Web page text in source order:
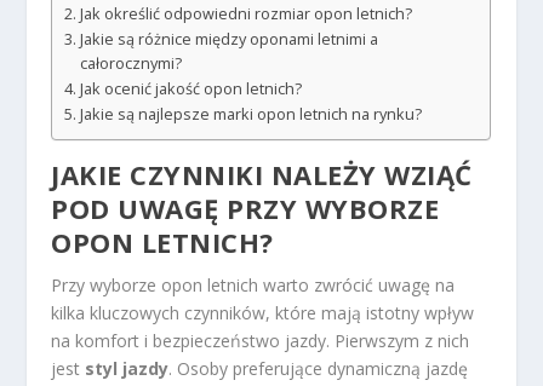
Jak określić odpowiedni rozmiar opon letnich?
Jakie są różnice między oponami letnimi a
całorocznymi?
Jak ocenić jakość opon letnich?
Jakie są najlepsze marki opon letnich na rynku?
JAKIE CZYNNIKI NALEŻY WZIĄĆ
POD UWAGĘ PRZY WYBORZE
OPON LETNICH?
Przy wyborze opon letnich warto zwrócić uwagę na
kilka kluczowych czynników, które mają istotny wpływ
na komfort i bezpieczeństwo jazdy. Pierwszym z nich
jest styl jazdy. Osoby preferujące dynamiczną jazdę